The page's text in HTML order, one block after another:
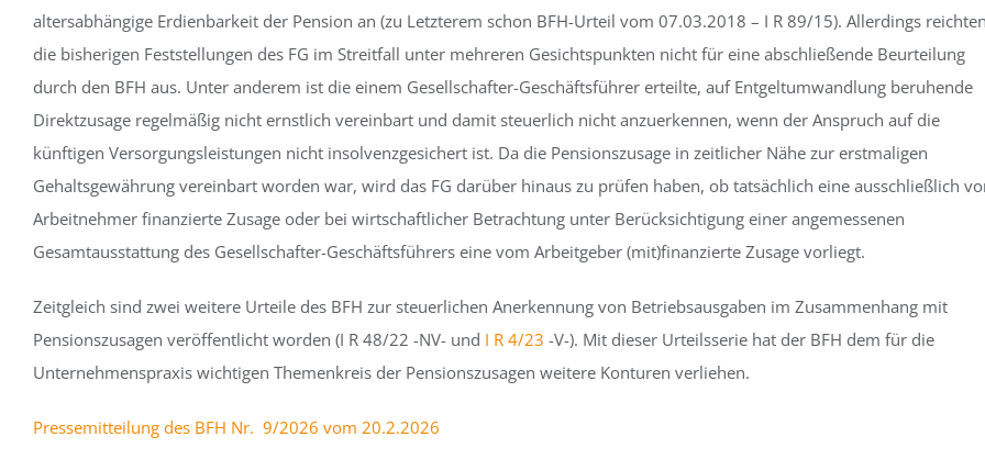
altersabhängige Erdienbarkeit der Pension an (zu Letzterem schon BFH-Urteil vom 07.03.2018 – I R 89/15). Allerdings
die bisherigen Feststellungen des FG im Streitfall unter mehreren Gesichtspunkten nicht für eine abschließende Beurteilung
durch den BFH aus. Unter anderem ist die einem Gesellschafter-Geschäftsführer erteilte, auf Entgeltumwandlung beruhende
Direktzusage regelmäßig nicht ernstlich vereinbart und damit steuerlich nicht anzuerkennen, wenn der Anspruch auf die
künftigen Versorgungsleistungen nicht insolvenzgesichert ist. Da die Pensionszusage in zeitlicher Nähe zur erstmaligen
Gehaltsgewährung vereinbart worden war, wird das FG darüber hinaus zu prüfen haben, ob tatsächlich eine ausschließlich
Arbeitnehmer finanzierte Zusage oder bei wirtschaftlicher Betrachtung unter Berücksichtigung einer angemessenen
Gesamtausstattung des Gesellschafter-Geschäftsführers eine vom Arbeitgeber (mit)finanzierte Zusage vorliegt.
Zeitgleich sind zwei weitere Urteile des BFH zur steuerlichen Anerkennung von Betriebsausgaben im Zusammenhang mit
Pensionszusagen veröffentlicht worden (I R 48/22 -NV- und I R 4/23 -V-). Mit dieser Urteilsserie hat der BFH dem für die
Unternehmenspraxis wichtigen Themenkreis der Pensionszusagen weitere Konturen verliehen.
Pressemitteilung des BFH Nr. 9/2026 vom 20.2.2026